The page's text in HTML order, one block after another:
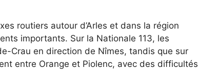
routiers autour d’Arles et dans la région
importants. Sur la Nationale 113, les
Crau en direction de Nîmes, tandis que sur
entre Orange et Piolenc, avec des difficultés